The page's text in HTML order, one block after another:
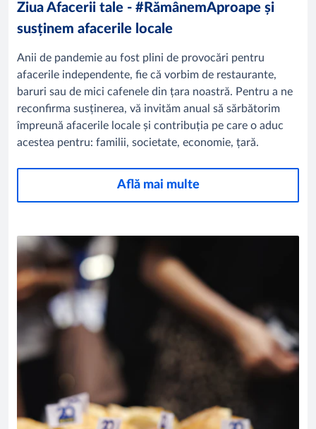
Ziua Afacerii tale - #RămânemAproape și
susținem afacerile locale
Anii de pandemie au fost plini de provocări pentru
afacerile independente, fie că vorbim de restaurante,
baruri sau de mici cafenele din țara noastră. Pentru a ne
reconfirma susținerea, vă invităm anual să sărbătorim
împreună afacerile locale și contribuția pe care o aduc
acestea pentru: familii, societate, economie, țară.
Află mai multe